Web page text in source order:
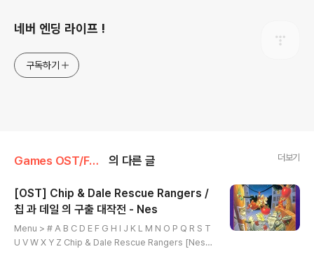
네버 엔딩 라이프 !
구독하기
Games OST/Famicom 의 다른 글 더보기
[OST] Chip & Dale Rescue Rangers /
칩 과 데일 의 구출 대작전 - Nes
Menu > # A B C D E F G H I J K L M N O P Q R S T
U V W X Y Z Chip & Dale Rescue Rangers [Nes]